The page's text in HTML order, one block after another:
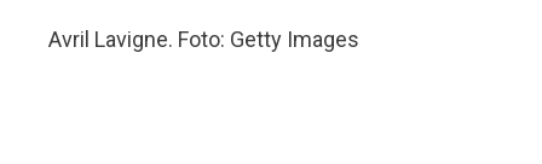
Avril Lavigne. Foto: Getty Images